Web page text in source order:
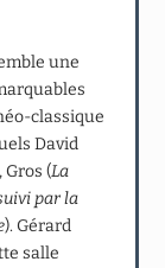
une
classique
David
Gros (La
par la
). Gérard
salle